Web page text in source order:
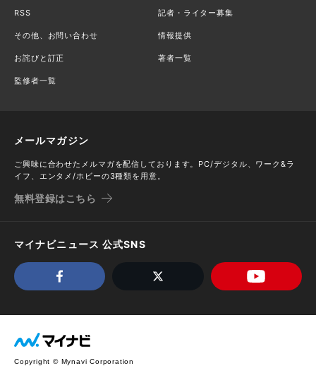
RSS 記者・ライター募集
その他、お問い合わせ 情報提供
お詫びと訂正 著者一覧
監修者一覧
メールマガジン
ご興味に合わせたメルマガを配信しております。PC/デジタル、ワーク&ラ
イフ、エンタメ/ホビーの3種類を用意。
無料登録はこちら
マイナビニュース 公式SNS
Copyright © Mynavi Corporation